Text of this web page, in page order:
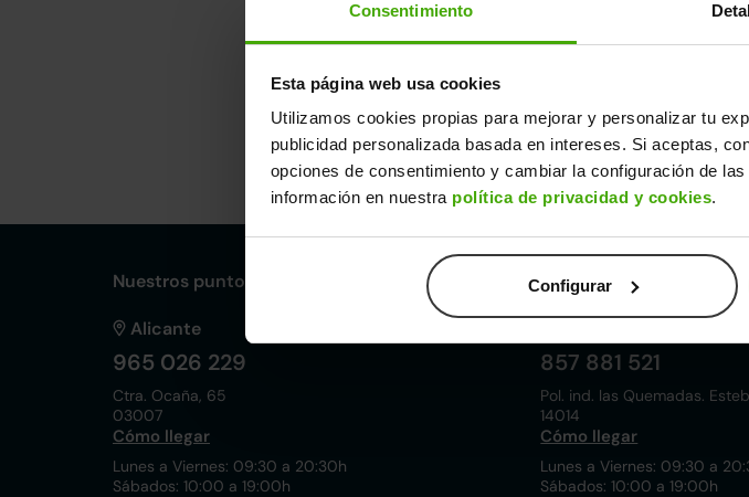
Consentimiento
Esta página web usa cookies
Utilizamos cookies propias para mejorar y personalizar tu
publicidad personalizada basada en intereses. Si aceptas,
opciones de consentimiento y cambiar la configuración de
información en nuestra política de privacidad y cookies.
Configurar
Velocidad máxima
192km/h
10.2segundos
7l/100
Dimensiones y otros datos
Largo
Ancho
Alto
1,61m
Nuestros puntos de venta Clicars:
Alicante
965 026 229
Ctra. Ocaña, 65
03007
Cómo llegar
Lunes a Viernes: 09:30 a 20:30h
Sábados: 10:00 a 19:00h
857 881 521
Pol. ind. las Quemadas.
14014
Cómo llegar
Lunes a Viernes: 09:30 a
Sábados: 10:00 a 19:00h